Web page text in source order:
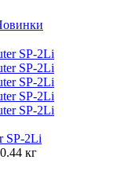
SP-2Li
кг